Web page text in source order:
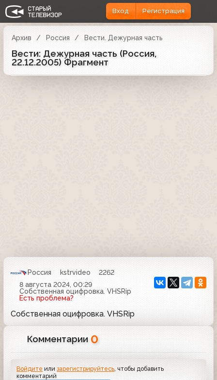
Вход Регистрация
Архив Россия Вести. Дежурная часть
Вести: Дежурная часть (Россия,
22.12.2005) Фрагмент
Россия kstrvideo
2262
8 августа 2024, 00:29
Собственная оцифровка. VHSRip
Есть проблема?
Собственная оцифровка. VHSRip
Комментарии 0
Войдите илизарегистрируйтесь , чтобы добавить
комментарий